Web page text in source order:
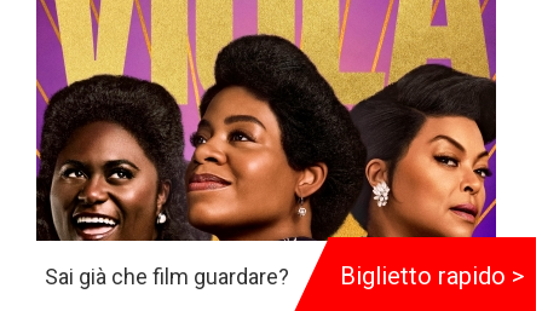
Sai già che film guardare? Biglietto rapido >